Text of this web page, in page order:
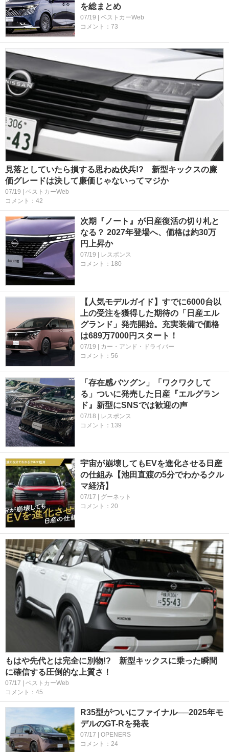
を総まとめ
07/19 | ベストカーWeb
コメント：73
見落としていたら損する思わぬ伏兵!? 新型キックスの廉
価グレードは決して廉価じゃないってマジか
07/19 | ベストカーWeb
コメント：42
次期『ノート』が日産復活の切り札と
なる？ 2027年登場へ、価格は約30万
円上昇か
07/19 | レスポンス
コメント：180
【人気モデルガイド】すでに6000台以
上の受注を獲得した期待の「日産エル
グランド」発売開始。充実装備で価格
は689万7000円スタート！
07/19 | カー・アンド・ドライバー
コメント：56
「存在感バツグン」「ワクワクして
る」ついに発売した日産『エルグラン
ド』新型にSNSでは歓迎の声
07/18 | レスポンス
コメント：139
宇宙が崩壊してもEVを進化させる日産
の仕組み【池田直渡の5分でわかるクル
マ経済】
07/17 | グーネット
コメント：20
もはや先代とは完全に別物!? 新型キックスに乗った瞬間
に確信する圧倒的な上質さ！
07/17 | ベストカーWeb
コメント：45
R35型がついにファイナル──2025年モ
デルのGT-Rを発表
07/17 | OPENERS
コメント：24